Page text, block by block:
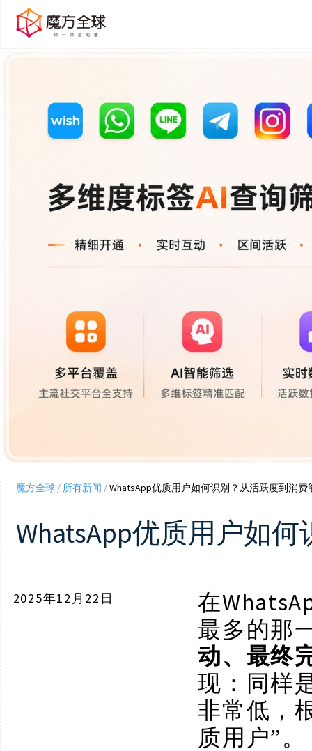
魔方全球/ 所有新闻 /WhatsApp优质用户如何识别？从活跃度到消费
WhatsApp优质用户如
2025年12月22日 在
最多的那
动、最终
现：同样
非常低，
质用户”。